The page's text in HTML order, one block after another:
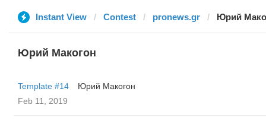
Instant View Contest pronews.gr Юрий
Юрий Макогон
Template #14
Юрий Макогон
Feb 11, 2019